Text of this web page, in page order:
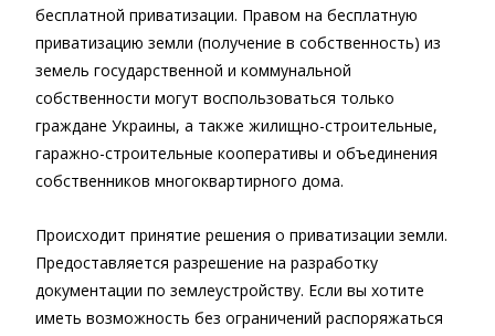
бесплатной приватизации. Правом на бесплатную
приватизацию земли (получение в собственность) из
земель государственной и коммунальной
собственности могут воспользоваться только
граждане Украины, а также жилищно-строительные,
гаражно-строительные кооперативы и объединения
собственников многоквартирного дома.
Происходит принятие решения о приватизации земли.
Предоставляется разрешение на разработку
документации по землеустройству. Если вы хотите
иметь возможность без ограничений распоряжаться